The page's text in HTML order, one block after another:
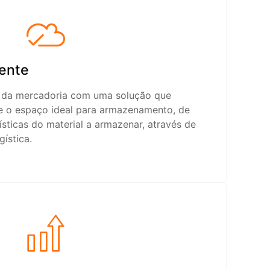
mercadoria com uma solução que
o espaço ideal para armazenamento, de
do material a armazenar, através de